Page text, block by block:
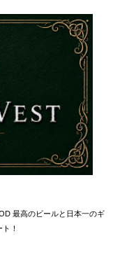
最高のビールと日本一のギ
！